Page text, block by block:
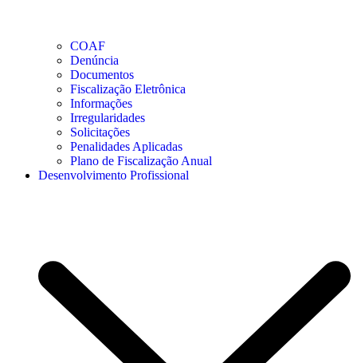
COAF
Denúncia
Documentos
Fiscalização Eletrônica
Informações
Irregularidades
Solicitações
Penalidades Aplicadas
Plano de Fiscalização Anual
Desenvolvimento Profissional